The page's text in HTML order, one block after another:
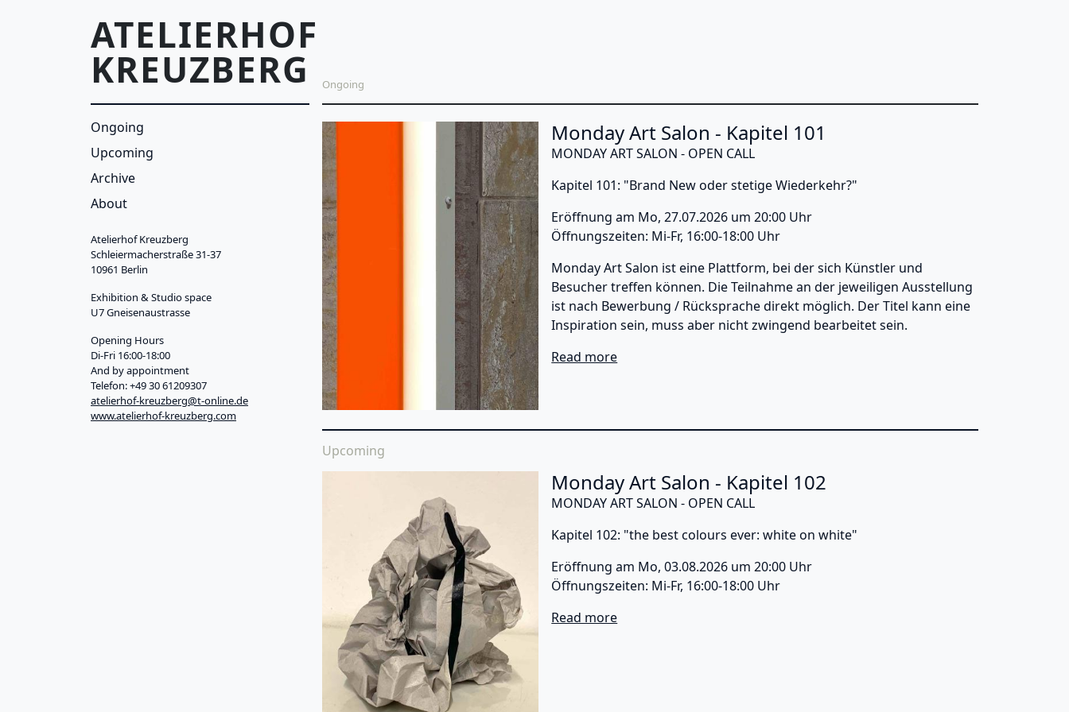
ATELIERHOF
KREUZBERG
Ongoing
Upcoming
Breadcrumb
Ongoing
Main menu sidebar
Ongoing
Upcoming
Archive
About
Atelierhof Kreuzberg
Schleiermacherstraße 31-37
10961 Berlin
Exhibition & Studio space
U7 Gneisenaustrasse
Opening Hours
Di-Fri 16:00-18:00
And by appointment
Telefon: +49 30 61209307
atelierhof-kreuzberg@t-online.de
www.atelierhof-kreuzberg.com
Current exhibitions at Atelierhof Kreuzberg
Monday Art Salon - Kapitel 101
MONDAY ART SALON - OPEN CALL
Kapitel 101: "Brand New oder stetige Wiederkehr?"
Eröffnung am Mo, 27.07.2026 um 20:00 Uhr
Öffnungszeiten: Mi-Fr, 16:00-18:00 Uhr
Monday Art Salon ist eine Plattform, bei der sich Künstler und
Besucher treffen können. Die Teilnahme an der jeweiligen Ausstellung
ist nach Bewerbung / Rücksprache direkt möglich. Der Titel kann eine
Inspiration sein, muss aber nicht zwingend bearbeitet sein.
Read moreabout Monday Art Salon - Kapitel 101
Upcoming
Monday Art Salon - Kapitel 102
MONDAY ART SALON - OPEN CALL
Kapitel 102: "the best colours ever: white on white"
Eröffnung am Mo, 03.08.2026 um 20:00 Uhr
Öffnungszeiten: Mi-Fr, 16:00-18:00 Uhr
Read moreabout Monday Art Salon - Kapitel 102